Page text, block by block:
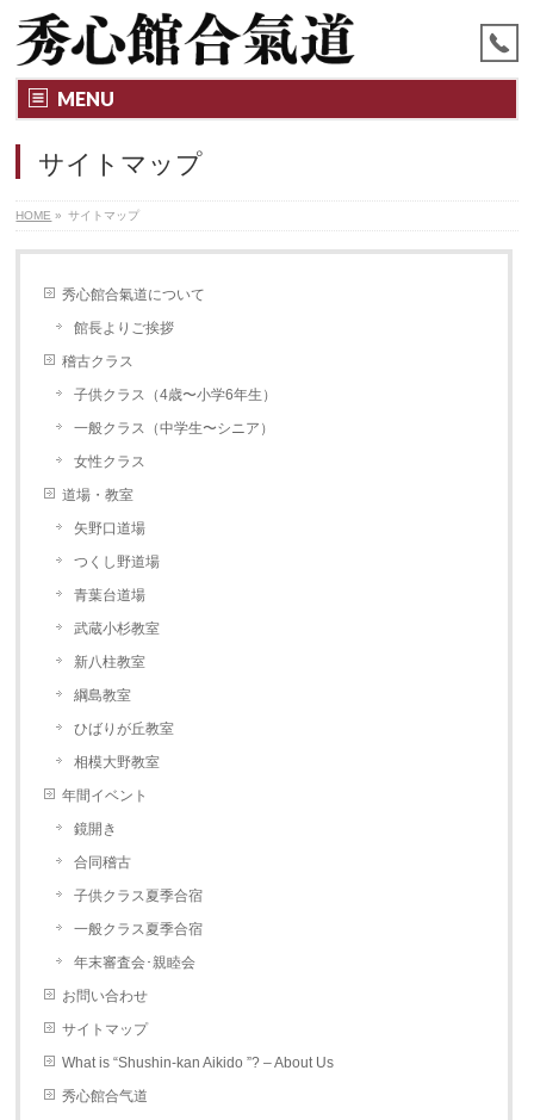
MENU
サイトマップ
HOME » サイトマップ
秀心館合氣道について
館長よりご挨拶
稽古クラス
子供クラス（4歳〜小学6年生）
一般クラス（中学生〜シニア）
女性クラス
道場・教室
矢野口道場
つくし野道場
青葉台道場
武蔵小杉教室
新八柱教室
綱島教室
ひばりが丘教室
相模大野教室
年間イベント
鏡開き
合同稽古
子供クラス夏季合宿
一般クラス夏季合宿
年末審査会･親睦会
お問い合わせ
サイトマップ
What is “Shushin-kan Aikido ”? – About Us
秀心館合气道